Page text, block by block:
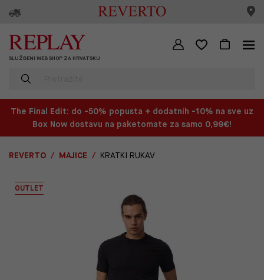
SLUŽBENI WEB SHOP ZA HRVATSKU
The Final Edit: do -50% popusta + dodatnih -10% na sve uz
Box Now dostavu na paketomate za samo 0,99€!
REVERTO MAJICE KRATKI RUKAV
OUTLET